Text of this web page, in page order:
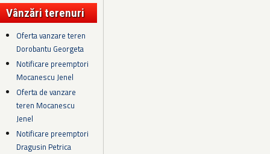
Vânzări terenuri
Oferta vanzare teren
Dorobantu Georgeta
Notificare preemptori
Mocanescu Jenel
Oferta de vanzare
teren Mocanescu
Jenel
Notificare preemptori
Dragusin Petrica